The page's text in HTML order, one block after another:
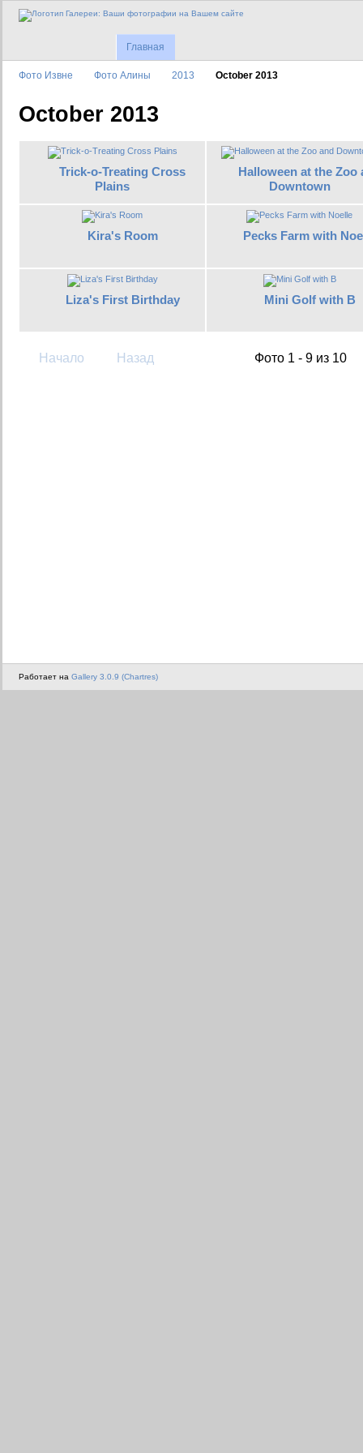
Главная
Фото Извне Фото Алины 2013 October 2013
October 2013
Trick-o-Treating Cross
Plains
Halloween at the Zoo
Downtown
Kira's Room Pecks Farm with
Liza's First Birthday Mini Golf with B
Начало Назад Фото 1 - 9 из 10
Работает на Gallery 3.0.9 (Chartres)